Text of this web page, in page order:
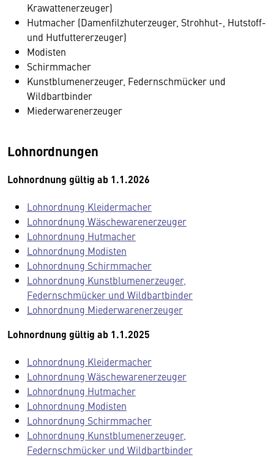
Krawattenerzeuger)
Hutmacher (Damenfilzhuterzeuger, Strohhut-, Hutstoff-
und Hutfuttererzeuger)
Modisten
Schirmmacher
Kunstblumenerzeuger, Federnschmücker und
Wildbartbinder
Miederwarenerzeuger
Lohnordnungen
Lohnordnung gültig ab 1.1.2026
Lohnordnung Kleidermacher
Lohnordnung Wäschewarenerzeuger
Lohnordnung Hutmacher
Lohnordnung Modisten
Lohnordnung Schirmmacher
Lohnordnung Kunstblumenerzeuger,
Federnschmücker und Wildbartbinder
Lohnordnung Miederwarenerzeuger
Lohnordnung gültig ab 1.1.2025
Lohnordnung Kleidermacher
Lohnordnung Wäschewarenerzeuger
Lohnordnung Hutmacher
Lohnordnung Modisten
Lohnordnung Schirmmacher
Lohnordnung Kunstblumenerzeuger,
Federnschmücker und Wildbartbinder